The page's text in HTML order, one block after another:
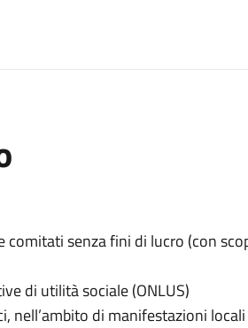
comitati senza fini di lucro (con
di utilità sociale (ONLUS)
nell’ambito di manifestazioni